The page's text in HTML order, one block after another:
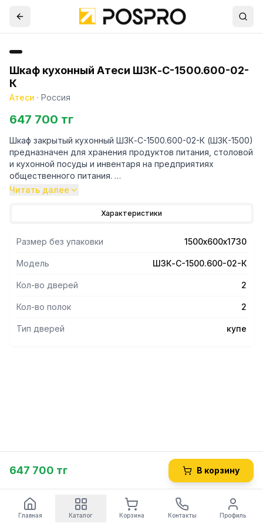
Шкаф кухонный Атеси ШЗК-С-1500.600-02-
К
Атеси · Россия
647 700 тг
Шкаф закрытый кухонный ШЗК-С-1500.600-02-К (ШЗК-1500)
предназначен для хранения продуктов питания, столовой
и кухонной посуды и инвентаря на предприятиях
общественного питания.
- Все элементы шкафа, кроме дна и задней стенки,
- Дно и задняя стенка изготовлены из оцинкованной
стали.
- Внутри шкафа расположены две полки.
- Максимальная нагрузка на полку – 30 кг.
- Шкаф оснащен двумя дверями-купе с замком.
- Ножки шкафа изготовлены из нержавеющей стали,
регулировки ±20 мм.
Читать далее
Характеристики
Размер без упаковки 1500х600х1730
Модель ШЗК-С-1500.600-02-К
Кол-во дверей 2
Кол-во полок 2
Тип дверей купе
647 700 тг В корзину
Главная Каталог Корзина Контакты Профиль